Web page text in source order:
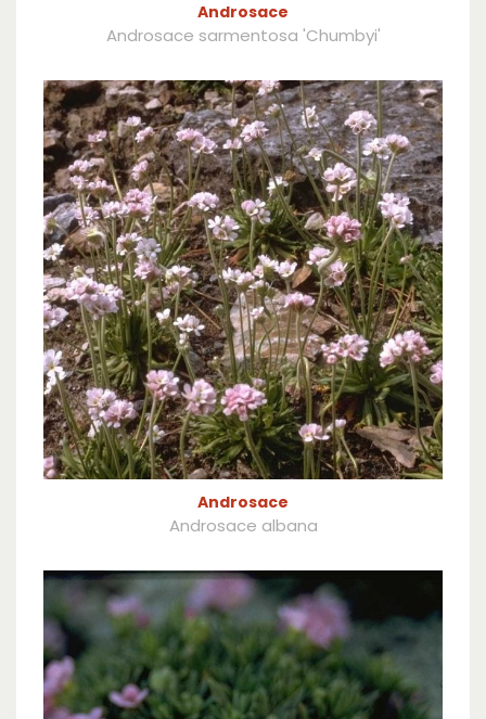
Androsace
Androsace sarmentosa 'Chumbyi'
Androsace
Androsace albana